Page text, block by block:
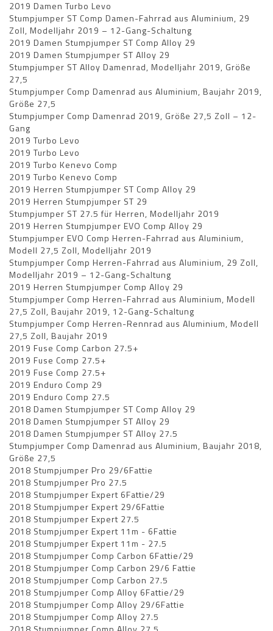
2019 Damen Turbo Levo
Stumpjumper ST Comp Damen-Fahrrad aus Aluminium, 29
Zoll, Modelljahr 2019 – 12-Gang-Schaltung
2019 Damen Stumpjumper ST Comp Alloy 29
2019 Damen Stumpjumper ST Alloy 29
Stumpjumper ST Alloy Damenrad, Modelljahr 2019, Größe
27,5
Stumpjumper Comp Damenrad aus Aluminium, Baujahr 2019,
Größe 27,5
Stumpjumper Comp Damenrad 2019, Größe 27,5 Zoll – 12-
Gang
2019 Turbo Levo
2019 Turbo Levo
2019 Turbo Kenevo Comp
2019 Turbo Kenevo Comp
2019 Herren Stumpjumper ST Comp Alloy 29
2019 Herren Stumpjumper ST 29
Stumpjumper ST 27.5 für Herren, Modelljahr 2019
2019 Herren Stumpjumper EVO Comp Alloy 29
Stumpjumper EVO Comp Herren-Fahrrad aus Aluminium,
Modell 27,5 Zoll, Modelljahr 2019
Stumpjumper Comp Herren-Fahrrad aus Aluminium, 29 Zoll,
Modelljahr 2019 – 12-Gang-Schaltung
2019 Herren Stumpjumper Comp Alloy 29
Stumpjumper Comp Herren-Fahrrad aus Aluminium, Modell
27,5 Zoll, Baujahr 2019, 12-Gang-Schaltung
Stumpjumper Comp Herren-Rennrad aus Aluminium, Modell
27,5 Zoll, Baujahr 2019
2019 Fuse Comp Carbon 27.5+
2019 Fuse Comp 27.5+
2019 Fuse Comp 27.5+
2019 Enduro Comp 29
2019 Enduro Comp 27.5
2018 Damen Stumpjumper ST Comp Alloy 29
2018 Damen Stumpjumper ST Alloy 29
2018 Damen Stumpjumper ST Alloy 27.5
Stumpjumper Comp Damenrad aus Aluminium, Baujahr 2018,
Größe 27,5
2018 Stumpjumper Pro 29/6Fattie
2018 Stumpjumper Pro 27.5
2018 Stumpjumper Expert 6Fattie/29
2018 Stumpjumper Expert 29/6Fattie
2018 Stumpjumper Expert 27.5
2018 Stumpjumper Expert 11m - 6Fattie
2018 Stumpjumper Expert 11m - 27.5
2018 Stumpjumper Comp Carbon 6Fattie/29
2018 Stumpjumper Comp Carbon 29/6 Fattie
2018 Stumpjumper Comp Carbon 27.5
2018 Stumpjumper Comp Alloy 6Fattie/29
2018 Stumpjumper Comp Alloy 29/6Fattie
2018 Stumpjumper Comp Alloy 27.5